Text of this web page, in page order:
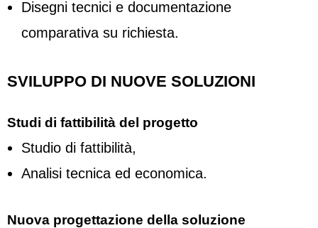
Disegni tecnici e documentazione
comparativa su richiesta.
SVILUPPO DI NUOVE SOLUZIONI
Studi di fattibilità del progetto
Studio di fattibilità,
Analisi tecnica ed economica.
Nuova progettazione della soluzione